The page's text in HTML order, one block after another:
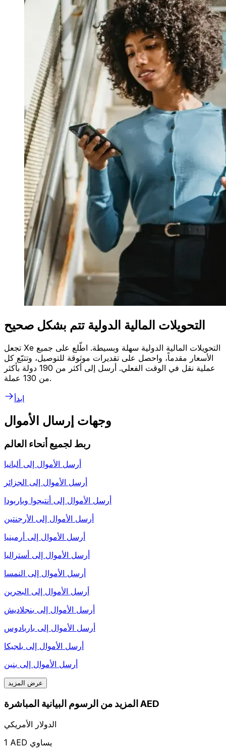
التحويلات المالية الدولية تتم بشكل صحيح
تجعل Xe التحويلات المالية الدولية سهلة وبسيطة. اطّلع على جميع
الأسعار مقدماً، واحصل على تقديرات موثوقة للتوصيل، وتتبّع كل
عملية نقل في الوقت الفعلي. أرسل إلى أكثر من 190 دولة بأكثر
من 130 عملة.
ابدأ
وجهات إرسال الأموال
ربط لجميع أنحاء العالم
أرسل الأموال إلى ألبانيا
أرسل الأموال إلى الجزائر
أرسل الأموال إلى أنتيجوا وباربودا
أرسل الأموال إلى الأرجنتين
أرسل الأموال إلى أرمينيا
أرسل الأموال إلى أستراليا
أرسل الأموال إلى النمسا
أرسل الأموال إلى البحرين
أرسل الأموال إلى بنجلاديش
أرسل الأموال إلى باربادوس
أرسل الأموال إلى بلجيكا
أرسل الأموال إلى بنين
عرض المزيد
المزيد من الرسوم البيانية المباشرة AED
الدولار الأمريكي
1 AED يساوي